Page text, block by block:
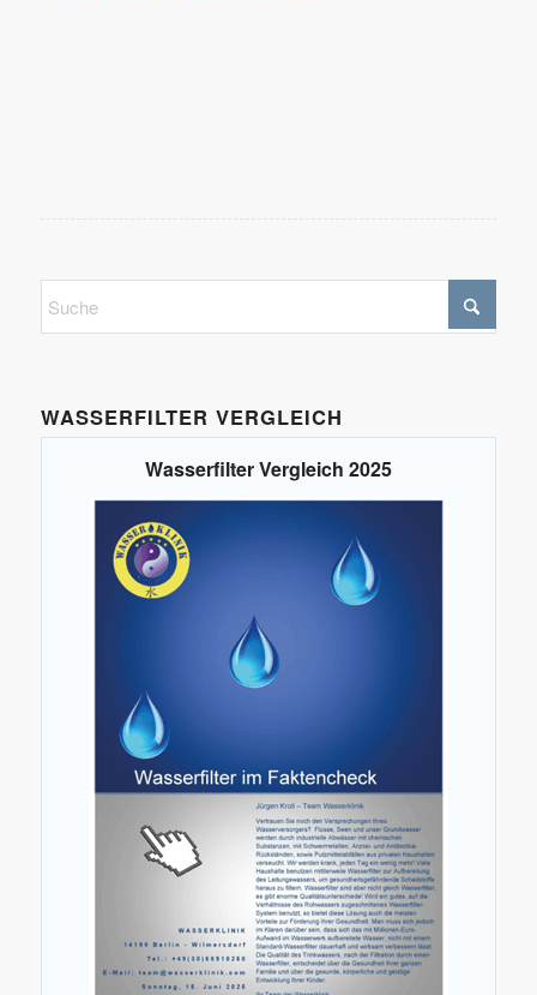
WASSERFILTER VERGLEICH
Wasserfilter Vergleich 2025